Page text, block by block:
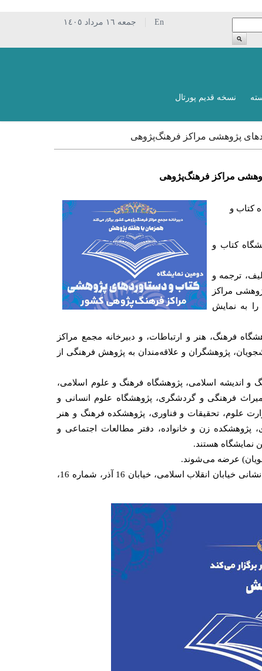
جمعه ١٦ مرداد ١٤٠٥
En
نسخه قدیم پورتال
پژوهشی مراکز فرهنگ‌پژوهی
مراکز فرهنگ‌پژوهی
کتاب و
کتاب و
ترجمه و
مراکز
به نمایش
فرهنگ، هنر و ارتباطات، و دبیرخانه مجمع مراکز
پژوهشگران و علاقه‌مندان به پژوهش فرهنگی از
و اندیشه اسلامی، پژوهشگاه فرهنگ و علوم اسلامی،
فرهنگی و گردشگری، پژوهشگاه علوم انسانی و
علوم، تحقیقات و فناوری، پژوهشکده فرهنگ و هنر
پژوهشکده زن و خانواده، دفتر مطالعات اجتماعی و
نمایشگاه هستند.
این نمایشگاه از از 19 تا 23 آذر 1401، در باشگاه دانشجویان دانشگاه تهران، به نشانی خیابان انقلاب اسلامی، خیابان 16 آذر، شماره 16،